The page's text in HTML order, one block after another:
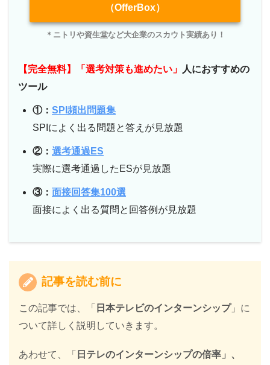
（OfferBox）
＊ニトリや資生堂など大企業のスカウト実績あり！
【完全無料】「選考対策も進めたい」
人におすすめの
ツール
①： SPI頻出問題集
SPIによく出る問題と答えが見放題
②： 選考通過ES
実際に選考通過したESが見放題
③： 面接回答集100選
面接によく出る質問と回答例が見放題
記事を読む前に
この記事では、「 日本テレビのインターンシップ」に
ついて詳しく説明していきます。
あわせて、「 日テレのインターンシップの倍率」、